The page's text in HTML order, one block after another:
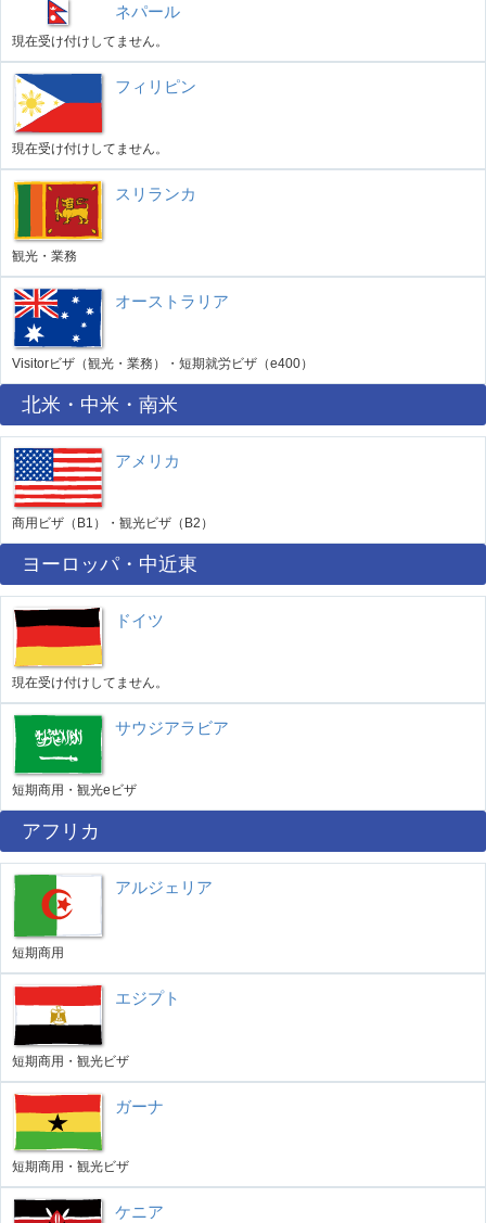
ネパール
現在受け付けしてません。
フィリピン
現在受け付けしてません。
スリランカ
観光・業務
オーストラリア
Visitorビザ（観光・業務）・短期就労ビザ（e400）
北米・中米・南米
アメリカ
商用ビザ（B1）・観光ビザ（B2）
ヨーロッパ・中近東
ドイツ
現在受け付けしてません。
サウジアラビア
短期商用・観光eビザ
アフリカ
アルジェリア
短期商用
エジプト
短期商用・観光ビザ
ガーナ
短期商用・観光ビザ
ケニア